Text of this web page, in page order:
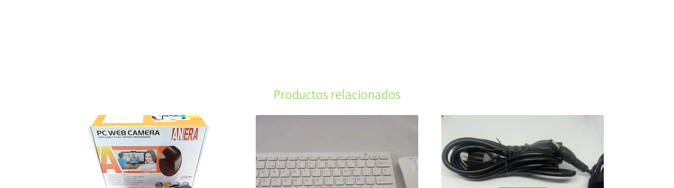
Productos relacionados